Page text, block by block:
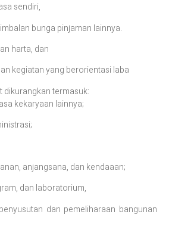
sendiri,
bunga pinjaman lainnya.
harta, dan
kegiatan yang berorientasi laba
dikurangkan termasuk:
kekaryaan lainnya;
anjangsana, dan kendaaan;
dan laboratorium,
dan pemeliharaan bangunan